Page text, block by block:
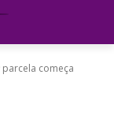
parcela começa